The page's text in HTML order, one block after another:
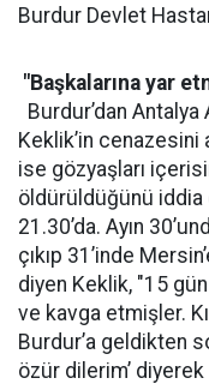
Burdur Devlet
"Başkalarına yar
Burdur’dan
Keklik’in
ise gözyaşları
öldürüldüğünü iddia
21.30’da. Ayın
çıkıp 31’inde
diyen Keklik, "15
ve kavga etmişler.
Burdur’a geldikten
özür dilerim’ diyerek